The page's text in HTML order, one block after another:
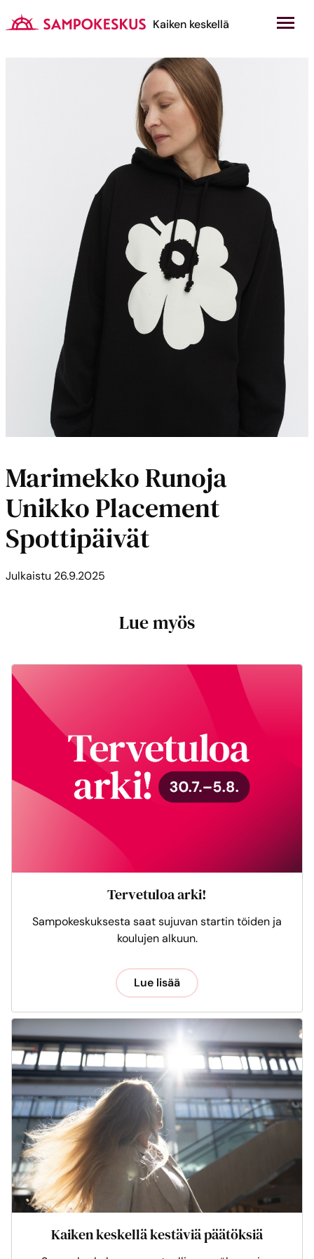
sisältöön
Kauppakeskus Sampokeskus
Kaiken keskellä
Marimekko Runoja
Unikko Placement
Spottipäivät
Julkaistu 26.9.2025
Lue myös
Tervetuloa arki!
Sampokeskuksesta saat sujuvan startin töiden ja
koulujen alkuun.
Lue lisää
Kaiken keskellä kestäviä päätöksiä